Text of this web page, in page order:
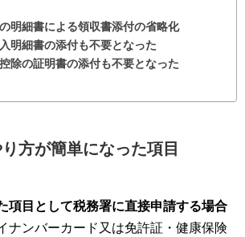
明細書による領収書添付の省略化
明細書の添付も不要となった
除の証明書の添付も不要となった
方が簡単になった項目
項目として税務署に直接申請する場合
ナンバーカード又は免許証・健康保険